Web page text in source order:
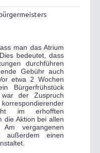
man das Atrium
bedeutet, dass
durchführen
Gebühr auch
etwa 2 Wochen
Bürgerfrühstück
der Zuspruch
im erhofften
die Aktion bei allen
vergangenen
außerdem einen